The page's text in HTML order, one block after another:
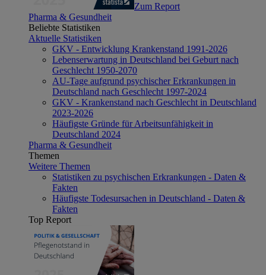
Zum Report
Pharma & Gesundheit
Beliebte Statistiken
Aktuelle Statistiken
GKV - Entwicklung Krankenstand 1991-2026
Lebenserwartung in Deutschland bei Geburt nach
Geschlecht 1950-2070
AU-Tage aufgrund psychischer Erkrankungen in
Deutschland nach Geschlecht 1997-2024
GKV - Krankenstand nach Geschlecht in Deutschland
2023-2026
Häufigste Gründe für Arbeitsunfähigkeit in
Deutschland 2024
Pharma & Gesundheit
Themen
Weitere Themen
Statistiken zu psychischen Erkrankungen - Daten &
Fakten
Häufigste Todesursachen in Deutschland - Daten &
Fakten
Top Report